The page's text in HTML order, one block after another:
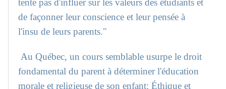
tente pas d'influer sur les valeurs des étudiants et
de façonner leur conscience et leur pensée à
l'insu de leurs parents."
Au Québec, un cours semblable usurpe le droit
fondamental du parent à déterminer l'éducation
morale et religieuse de son enfant: Éthique et